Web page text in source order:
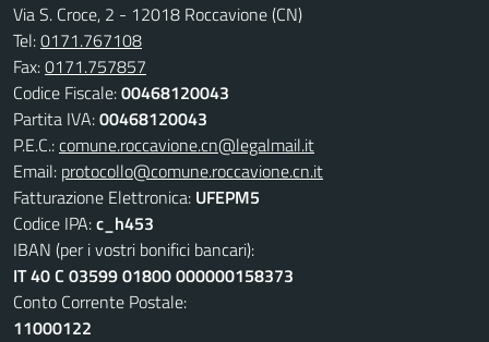
Via S. Croce, 2 - 12018 Roccavione (CN)
Tel:0171.767108
Fax:0171.757857
Codice Fiscale:00468120043
Partita IVA:00468120043
P.E.C.:comune.roccavione.cn@legalmail.it
Email: protocollo@comune.roccavione.cn.it
Fatturazione Elettronica: UFEPM5
Codice IPA:c_h453
IBAN (per i vostri bonifici bancari):
IT 40 C 03599 01800 000000158373
Conto Corrente Postale:
11000122